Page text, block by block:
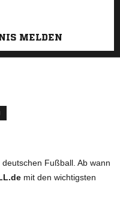
MELDEN
Fußball. Ab wann
mit den wichtigsten